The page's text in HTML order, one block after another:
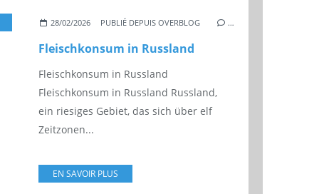
IMPORTE28/02/2026 PUBLIÉ DEPUIS OVERBLOG …
Fleischkonsum in Russland
Fleischkonsum in Russland
Fleischkonsum in Russland Russland,
ein riesiges Gebiet, das sich über elf
Zeitzonen...
EN SAVOIR PLUS